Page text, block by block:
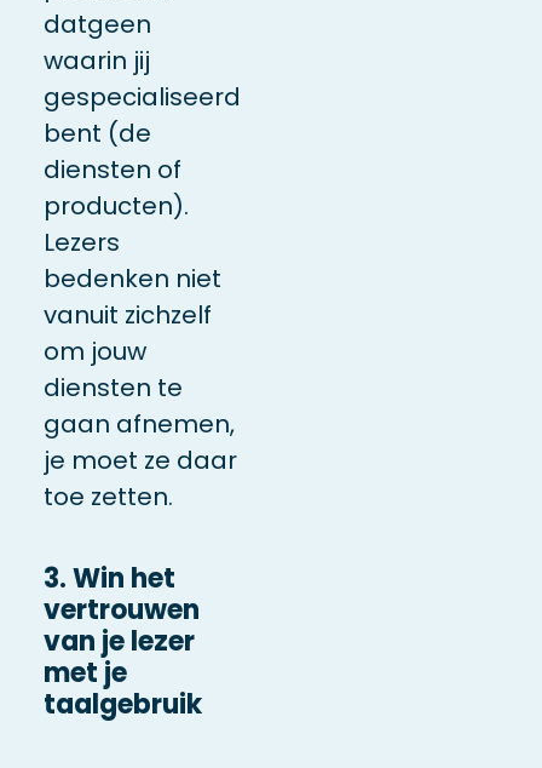
datgeen
waarin jij
gespecialiseerd
bent (de
diensten of
producten).
Lezers
bedenken niet
vanuit zichzelf
om jouw
diensten te
gaan afnemen,
je moet ze daar
toe zetten.
3. Win het
vertrouwen
van je lezer
met je
taalgebruik